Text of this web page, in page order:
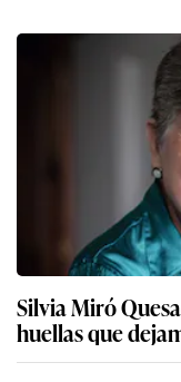
Silvia Miró
huellas que